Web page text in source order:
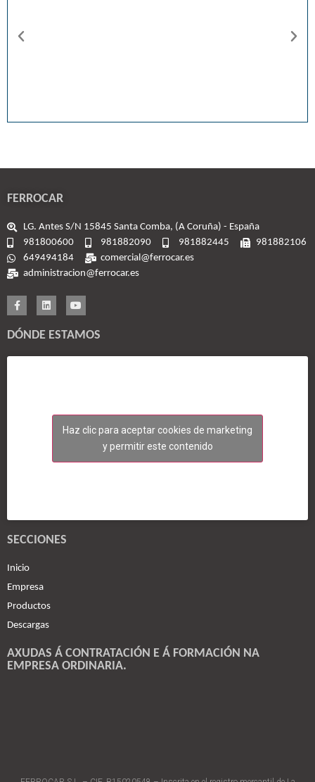
FERROCAR
LG. Antes S/N 15845 Santa Comba, (A Coruña) - España
981800600
981882090 981882445
981882106
649494184
comercial@ferrocar.es
administracion@ferrocar.es
DÓNDE ESTAMOS
Haz clic para aceptar cookies de marketing
y permitir este contenido
SECCIONES
Inicio
Empresa
Productos
Descargas
AXUDAS Á CONTRATACIÓN E Á FORMACIÓN NA
EMPRESA ORDINARIA.